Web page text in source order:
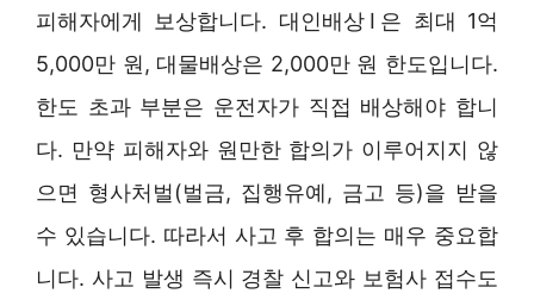
피해자에게 보상합니다. 대인배상Ⅰ은 최대 1억
5,000만 원, 대물배상은 2,000만 원 한도입니다.
한도 초과 부분은 운전자가 직접 배상해야 합니
다. 만약 피해자와 원만한 합의가 이루어지지 않
으면 형사처벌(벌금, 집행유예, 금고 등)을 받을
수 있습니다. 따라서 사고 후 합의는 매우 중요합
니다. 사고 발생 즉시 경찰 신고와 보험사 접수도